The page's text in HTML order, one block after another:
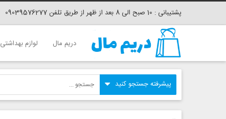
پشتیبانی : 10 صبح الی 8 بعد از ظهر از طریق تلفن 09039576277
دریم مال لوازم بهداشتی